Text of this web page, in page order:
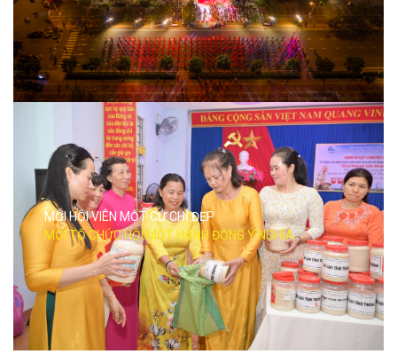
MỖI HỘI VIÊN MỘT CỬ CHỈ ĐẸP
MỖI TỔ CHỨC HỘI MỘT HÀNH ĐỘNG Ý NGHĨA